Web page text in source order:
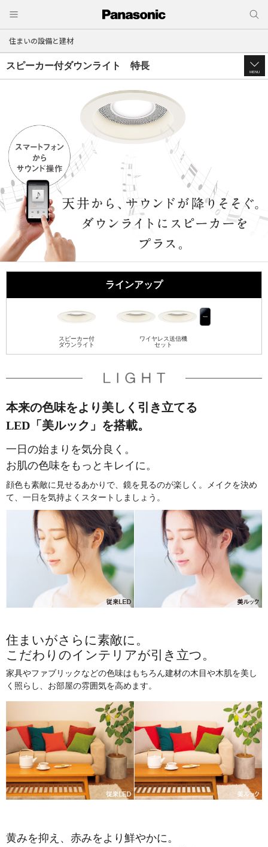
住まいの設備と建材
スピーカー付ダウンライト 特長
MENU
ラインアップ
スピーカー付
ダウンライト
ワイヤレス送信機
セット
本来の色味をより美しく引き立てる
LED「美ルック」を搭載。
一日の始まりを気分良く。
お肌の色味をもっとキレイに。
顔色も素敵に見せるあかりで、鏡を見るのが楽しく。メイクを決め
て、一日を気持よくスタートしましょう。
住まいがさらに素敵に。
こだわりのインテリアが引き立つ。
家具やファブリックなどの色味はもちろん建材の木目や木肌を美し
く照らし、お部屋の雰囲気を高めます。
黄みを抑え、赤みをより鮮やかに。